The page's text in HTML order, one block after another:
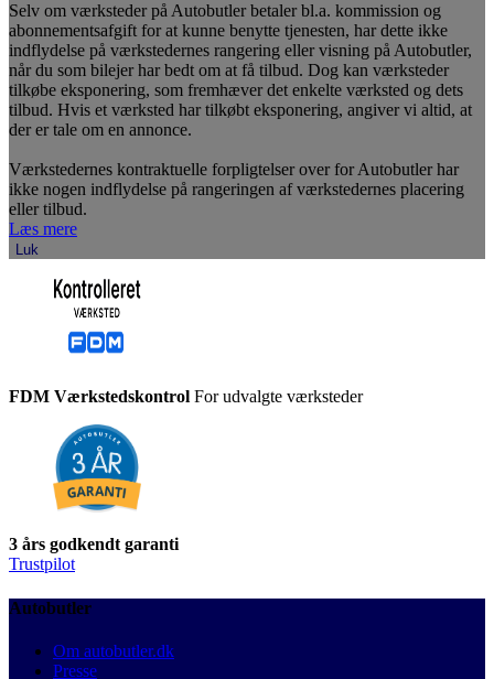
Selv om værksteder på Autobutler betaler bl.a. kommission og
abonnementsafgift for at kunne benytte tjenesten, har dette ikke
indflydelse på værkstedernes rangering eller visning på Autobutler,
når du som bilejer har bedt om at få tilbud. Dog kan værksteder
tilkøbe eksponering, som fremhæver det enkelte værksted og dets
tilbud. Hvis et værksted har tilkøbt eksponering, angiver vi altid, at
der er tale om en annonce.
Værkstedernes kontraktuelle forpligtelser over for Autobutler har
ikke nogen indflydelse på rangeringen af værkstedernes placering
eller tilbud.
Læs mere
Luk
FDM Værkstedskontrol For udvalgte værksteder
3 års godkendt garanti
Trustpilot
Autobutler
Om autobutler.dk
Presse